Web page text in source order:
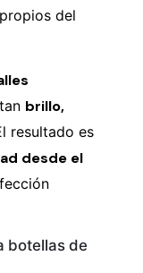
del
brillo,
resultado es
desde el
botellas de